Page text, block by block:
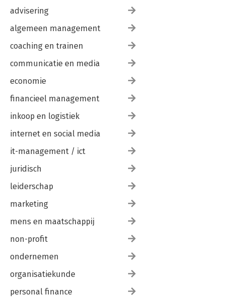
advisering
algemeen management
coaching en trainen
communicatie en media
economie
financieel management
inkoop en logistiek
internet en social media
it-management / ict
juridisch
leiderschap
marketing
mens en maatschappij
non-profit
ondernemen
organisatiekunde
personal finance